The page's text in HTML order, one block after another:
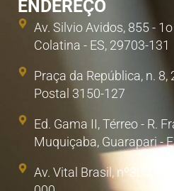
ENDEREÇO
Av. Silvio Avidos, 855 -
Colatina - ES, 29703-131
Praça da República, n.
Postal 3150-127
Ed. Gama II, Térreo - R.
Muquiçaba, Guarapari -
Av. Vital Brasil, nº300,